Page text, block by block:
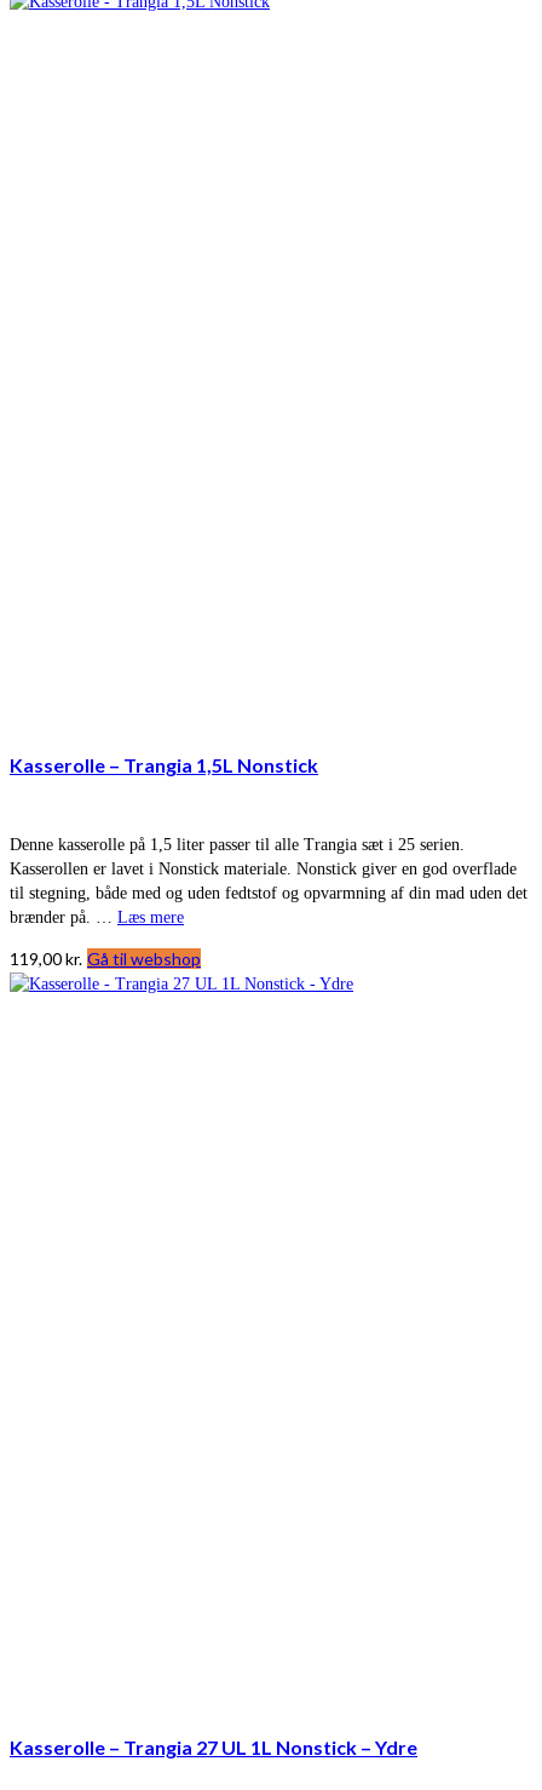
Kasserolle – Trangia 1,5L Nonstick
Denne kasserolle på 1,5 liter passer til alle Trangia sæt i 25 serien.
Kasserollen er lavet i Nonstick materiale. Nonstick giver en god overflade
til stegning, både med og uden fedtstof og opvarmning af din mad uden det
brænder på. … Læs mere
119,00kr. Gå til webshop
Kasserolle – Trangia 27 UL 1L Nonstick – Ydre